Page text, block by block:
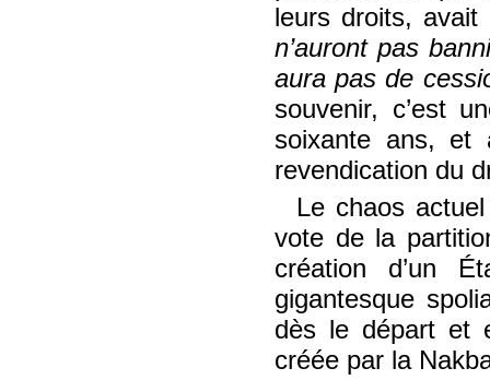
leurs droits,
n’auront pas
aura pas de
souvenir, c’est
soixante ans, et
revendication du
Le chaos
vote de la
création d’un
gigantesque
dès le départ et
créée par la